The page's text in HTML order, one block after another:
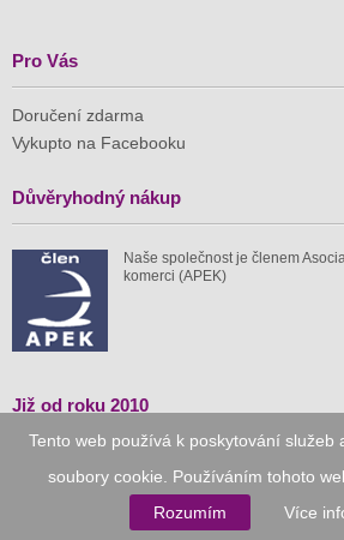
Tento web používá k poskytování služeb
soubory cookie. Používáním tohoto
Rozumím
Více
Pro Vás
Doručení zdarma
Vykupto na Facebooku
Důvěryhodný nákup
Naše společnost je členem
komerci (APEK)
Již od roku 2010
ušetřeno